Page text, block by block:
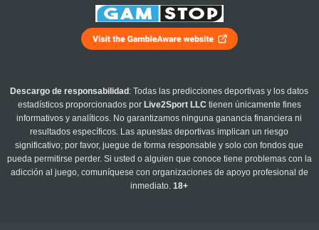
Descargo de responsabilidad : Todas las predicciones deportivas y los datos
estadísticos proporcionados por Live2Sport LLC tienen únicamente fines
informativos y analíticos. No garantizamos ninguna ganancia financiera ni
resultados específicos. Las apuestas deportivas implican un riesgo
significativo; por favor, juegue de forma responsable y solo con fondos que
pueda permitirse perder. Si usted o alguien que conoce tiene problemas con la
adicción al juego, comuníquese con organizaciones de apoyo profesional de
inmediato.18+